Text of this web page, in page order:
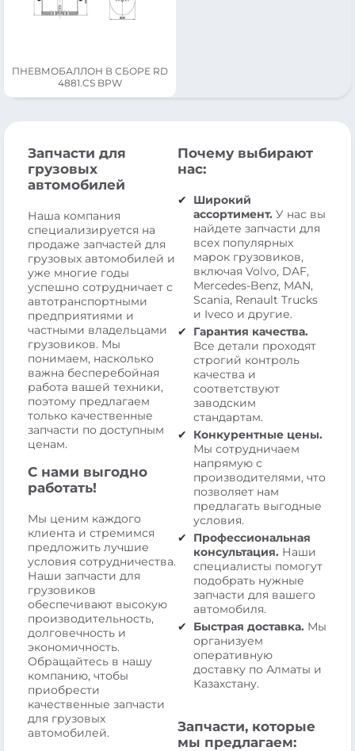
ПНЕВМОБАЛЛОН В СБОРЕ RD
4881.CS BPW
Запчасти для
грузовых
автомобилей
Наша компания
специализируется на
продаже запчастей для
грузовых автомобилей и
уже многие годы
успешно сотрудничает с
автотранспортными
предприятиями и
частными владельцами
грузовиков. Мы
понимаем, насколько
важна бесперебойная
работа вашей техники,
поэтому предлагаем
только качественные
запчасти по доступным
ценам.
С нами выгодно
работать!
Мы ценим каждого
клиента и стремимся
предложить лучшие
условия сотрудничества.
Наши запчасти для
грузовиков
обеспечивают высокую
производительность,
долговечность и
экономичность.
Обращайтесь в нашу
компанию, чтобы
приобрести
качественные запчасти
для грузовых
автомобилей.
Почему выбирают
нас:
Широкий
ассортимент. У нас вы
найдете запчасти для
всех популярных
марок грузовиков,
включая Volvo, DAF,
Mercedes-Benz, MAN,
Scania, Renault Trucks
и Iveco и другие.
Гарантия качества.
Все детали проходят
строгий контроль
качества и
соответствуют
заводским
стандартам.
Конкурентные цены.
Мы сотрудничаем
напрямую с
производителями, что
позволяет нам
предлагать выгодные
условия.
Профессиональная
консультация. Наши
специалисты помогут
подобрать нужные
запчасти для вашего
автомобиля.
Быстрая доставка. Мы
организуем
оперативную
доставку по Алматы и
Казахстану.
Запчасти, которые
мы предлагаем: